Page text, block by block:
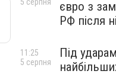
євро з
РФ після
Під
11:25
5 серпня